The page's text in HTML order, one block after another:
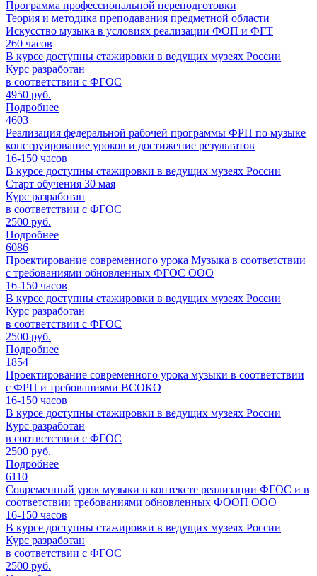
Программа профессиональной переподготовки
Теория и методика преподавания предметной области
Искусство музыка в условиях реализации ФОП и ФГТ
260 часов
В курсе доступны стажировки в ведущих музеях России
Курс разработан
в соответствии с ФГОС
4950 руб.
Подробнее
4603
Реализация федеральной рабочей программы ФРП по музыке
конструирование уроков и достижение результатов
16-150 часов
В курсе доступны стажировки в ведущих музеях России
Старт обучения 30 мая
Курс разработан
в соответствии с ФГОС
2500 руб.
Подробнее
6086
Проектирование современного урока Музыка в соответствии
с требованиями обновленных ФГОС ООО
16-150 часов
В курсе доступны стажировки в ведущих музеях России
Курс разработан
в соответствии с ФГОС
2500 руб.
Подробнее
1854
Проектирование современного урока музыки в соответствии
с ФРП и требованиями ВСОКО
16-150 часов
В курсе доступны стажировки в ведущих музеях России
Курс разработан
в соответствии с ФГОС
2500 руб.
Подробнее
6110
Современный урок музыки в контексте реализации ФГОС и в
соответствии требованиями обновленных ФООП ООО
16-150 часов
В курсе доступны стажировки в ведущих музеях России
Курс разработан
в соответствии с ФГОС
2500 руб.